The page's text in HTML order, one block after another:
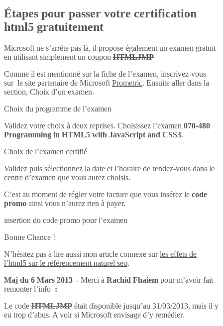
Étapes pour passer votre certification
html5 gratuitement
Microsoft ne s’arrête pas là, il propose également un examen gratuit
en utilisant simplement un coupon HTMLJMP
Comme il est mentionné sur la fiche de l’examen, inscrivez-vous
sur le site partenaire de Microsoft Prometric. Ensuite aller dans la
section, Choix d’un examen.
Choix du programme de l’examen
Validez votre choix à deux reprises. Choisissez l’examen 070-480
Programming in HTML5 with JavaScript and CSS3.
Choix de l’examen certifié
Validez puis sélectionnez la date et l’horaire de rendez-vous dans le
centre d’examen que vous aurez choisis.
C’est au moment de régler votre facture que vous insérez le code
promo ainsi vous n’aurez rien à payer.
insertion du code promo pour l’examen
Bonne Chance !
N’hésitez pas à lire aussi mon article connexe surles effets de
l’html5 sur le référencement naturel seo.
Maj du 6 Mars 2013 – Merci à Rachid Fhaiem pour m’avoir fait
remonter l’info :
Le code HTMLJMP était disponible jusqu’au 31/03/2013, mais il y
eu trop d’abus. A voir si Microsoft envisage d’y remédier.